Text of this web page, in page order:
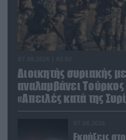
Διοικητής συριακής
αναλαμβάνει
«Απειλές κατά της
απειλούν εμάς»
Εκρήξεις